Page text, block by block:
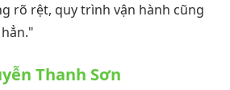
rõ rệt, quy trình vận hành cũng
Thanh Sơn